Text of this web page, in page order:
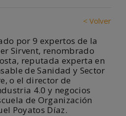
< Volver
por 9 expertos de la
Sirvent, renombrado
reputada experta en
de Sanidad y Sector
o el director de
4.0 y negocios
de Organización
Poyatos Díaz.